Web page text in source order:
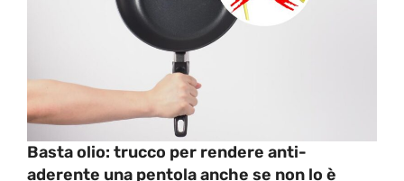
Basta olio: trucco per rendere anti-
aderente una pentola anche se non lo è